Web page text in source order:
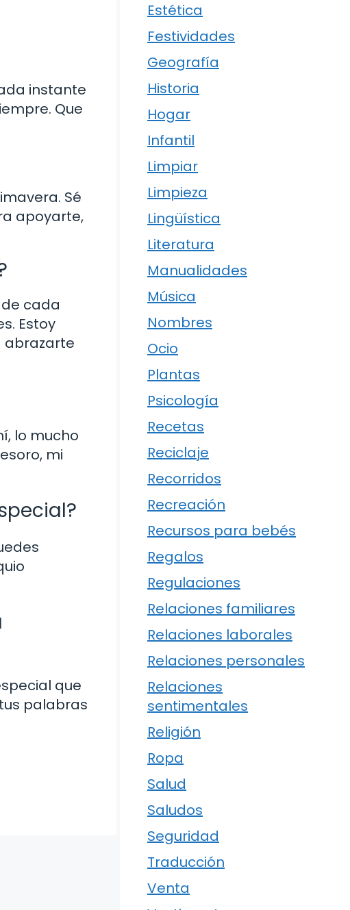
instante
Que
Sé
apoyarte,
cada
Estoy
abrazarte
lo mucho
mi
que
palabras
Estética
Festividades
Geografía
Historia
Hogar
Infantil
Limpiar
Limpieza
Lingüística
Literatura
Manualidades
Música
Nombres
Ocio
Plantas
Psicología
Recetas
Reciclaje
Recorridos
Recreación
Recursos para bebés
Regalos
Regulaciones
Relaciones familiares
Relaciones laborales
Relaciones personales
Relaciones
sentimentales
Religión
Ropa
Salud
Saludos
Seguridad
Traducción
Venta